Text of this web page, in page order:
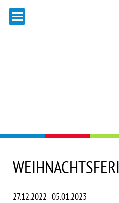
27.12.2022–05.01.2023